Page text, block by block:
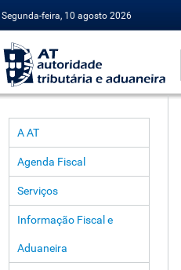
Segunda-feira, 10 agosto 2026
A AT
Agenda Fiscal
Serviços
Informação Fiscal e
Aduaneira